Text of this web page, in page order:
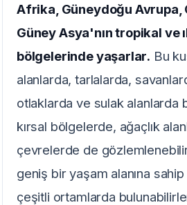
Afrika, Güneydoğu Avrupa,
Güney Asya'nın tropikal ve
bölgelerinde yaşarlar. Bu
alanlarda, tarlalarda,
otlaklarda ve sulak alanlarda
kırsal bölgelerde, ağaçlık
çevrelerde de
geniş bir yaşam alanına sahip
çeşitli ortamlarda